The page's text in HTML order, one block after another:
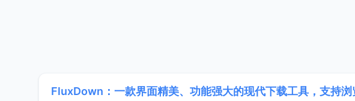
FluxDown：一款界面精美、功能强大的现代下载工具，支持浏